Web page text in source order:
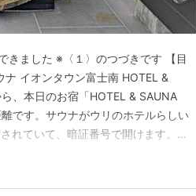
きました ※〈１〉のつづきです 【目
イオンタウン富士南 HOTEL &
、本日のお宿「HOTEL & SAUNA
です。サウナがウリのホテルらしい
れていて、暗証番号で開けます。宿
どね（笑） 部屋 HOTEL & …